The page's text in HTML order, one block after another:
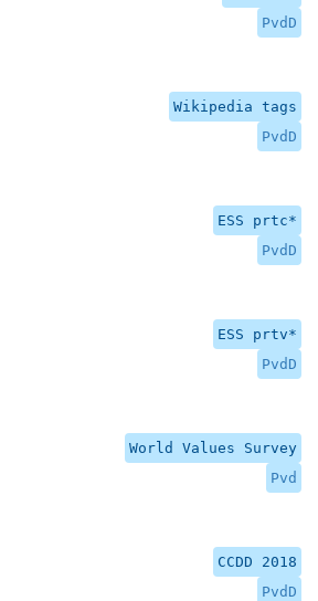
PvdD
Wikipedia tags
PvdD
ESS prtc*
PvdD
ESS prtv*
PvdD
World Values Survey
Pvd
CCDD 2018
PvdD